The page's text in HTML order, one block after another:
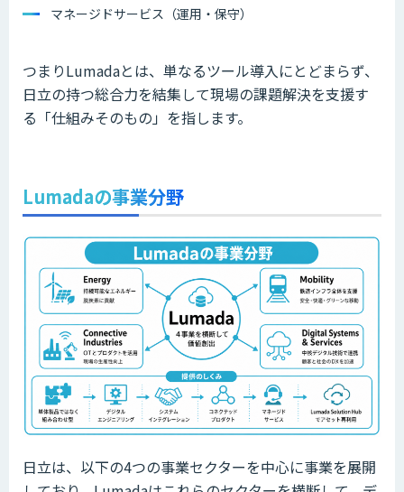
マネージドサービス（運用・保守）
つまりLumadaとは、単なるツール導入にとどまらず、
日立の持つ総合力を結集して現場の課題解決を支援す
る「仕組みそのもの」を指します。
Lumadaの事業分野
日立は、以下の4つの事業セクターを中心に事業を展開